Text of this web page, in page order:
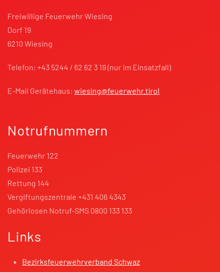
Freiwillige Feuerwehr Wiesing
Dorf 19
6210 Wiesing
Telefon: +43 5244 / 62 62 3 19 (nur im Einsatzfall)
E-Mail Gerätehaus: wiesing@feuerwehr.tirol
Notrufnummern
Feuerwehr 122
Polizei 133
Rettung 144
Vergiftungszentrale +431 406 4343
Gehörlosen Notruf-SMS 0800 133 133
Links
Bezirksfeuerwehrverband Schwaz